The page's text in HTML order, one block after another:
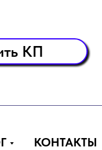
КП
КОНТАКТЫ